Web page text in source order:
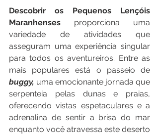
Descobrir os Pequenos Lençóis
Maranhenses proporciona uma
variedade de atividades que
asseguram uma experiência singular
para todos os aventureiros. Entre as
buggy, uma emocionante jornada que
serpenteia pelas dunas e praias,
oferecendo vistas espetaculares e a
adrenalina de sentir a brisa do mar
enquanto você atravessa este deserto